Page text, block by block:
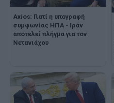
Axios: Γιατί η υπογραφή
συμφωνίας ΗΠΑ - Ιράν
αποτελεί πλήγμα για τον
Νετανιάχου